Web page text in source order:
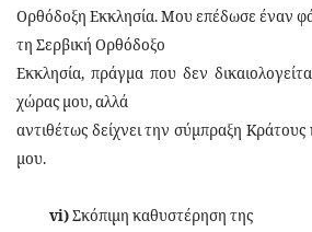
Ορθόδοξη Εκκλησία. Μου επέδωσε έναν
τη Σερβική Ορθόδοξο
Εκκλησία, πράγμα που δεν
χώρας μου, αλλά
αντιθέτως δείχνει την σύμπραξη Κράτους
μου.
vi)Σκόπιμη καθυστέρηση της